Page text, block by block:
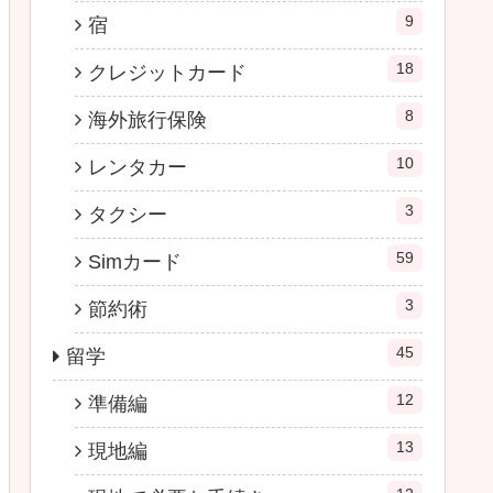
宿 9
クレジットカード 18
海外旅行保険 8
レンタカー 10
タクシー 3
Simカード 59
節約術 3
留学 45
準備編 12
現地編 13